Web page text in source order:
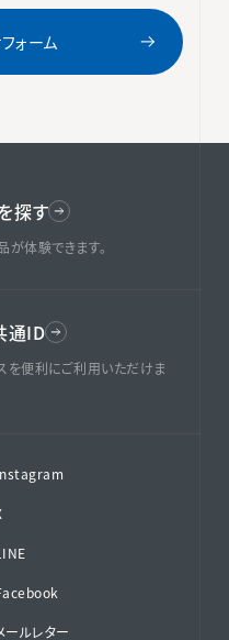
ォーム
探す
が体験できます。
通ID
を便利にご利用いただけま
ールレター